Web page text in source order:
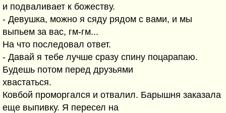
и подваливает к божеству.
- Девушка, можно я сяду рядом с вами, и мы
выпьем за вас, гм-гм...
На что последовал ответ.
- Давай я тебе лучше сразу спину поцарапаю.
Будешь потом перед друзьями
хвастаться.
Ковбой проморгался и отвалил. Барышня заказала
еще выпивку. Я пересел на